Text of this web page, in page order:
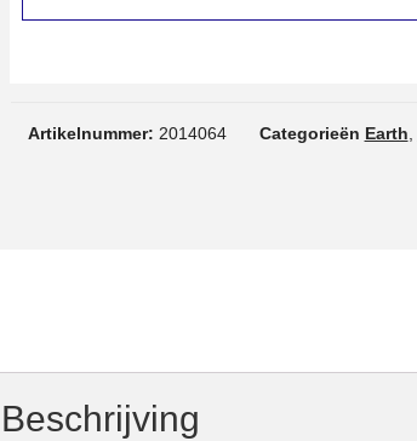
Artikelnummer: 2014064 Categorieën Earth,
Beschrijving